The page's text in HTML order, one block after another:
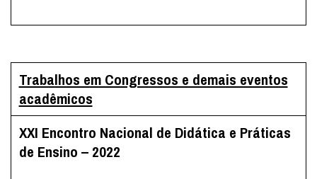
Trabalhos em Congressos e demais eventos
acadêmicos
XXI Encontro Nacional de Didática e Práticas
de Ensino – 2022